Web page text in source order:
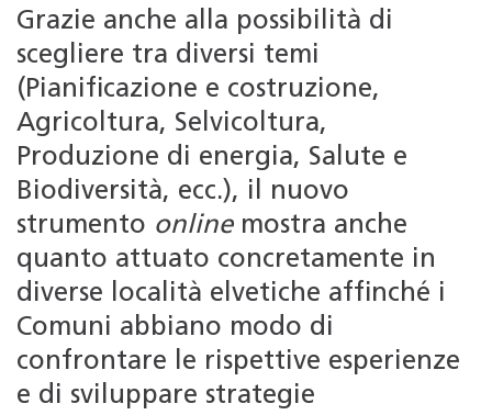
Grazie anche alla possibilità di
scegliere tra diversi temi
(Pianificazione e costruzione,
Agricoltura, Selvicoltura,
Produzione di energia, Salute e
Biodiversità, ecc.), il nuovo
strumento onlinemostra anche
quanto attuato concretamente in
diverse località elvetiche affinché i
Comuni abbiano modo di
confrontare le rispettive esperienze
e di sviluppare strategie